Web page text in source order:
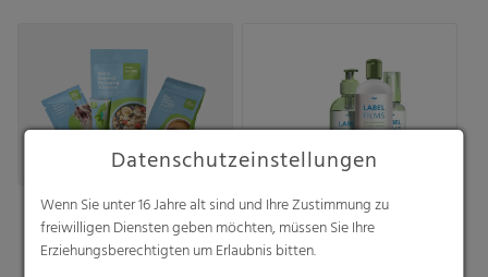
Datenschutzeinstellungen
Wenn Sie unter 16 Jahre alt sind und Ihre Zustimmung zu
freiwilligen Diensten geben möchten, müssen Sie Ihre
Erziehungsberechtigten um Erlaubnis bitten.